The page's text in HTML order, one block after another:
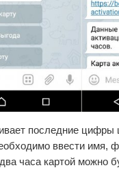
последние цифры
ввести имя,
часа картой можно